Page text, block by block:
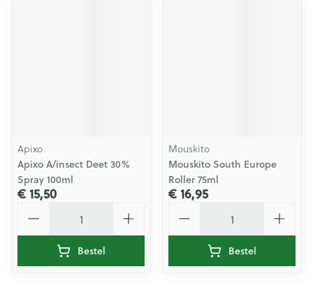
Apixo
Apixo A/insect Deet 30%
Spray 100ml
€ 15,50
Bestel
Mouskito
Mouskito South Europe
Roller 75ml
€ 16,95
Bestel